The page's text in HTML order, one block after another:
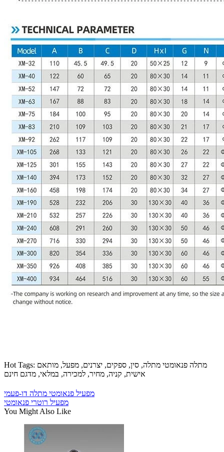
Hot Tags: מתלה פנאומטי מתלה, סין, ספקים, יצרנים, מפעל, מותאם
אישית, קניה, מחיר, למכירה, במלאי, מדגם חינם
מפעיל פנאומטי מתלה דו-פעמי
מפעיל רוטרי פנאומטי
You Might Also Like